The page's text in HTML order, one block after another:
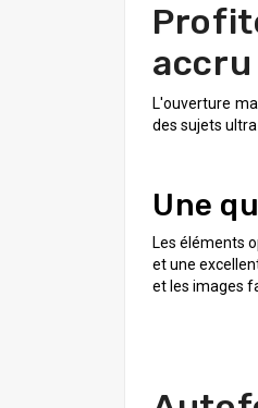
accru
L'ouverture
des sujets
Une
Les éléments
et une
et les images